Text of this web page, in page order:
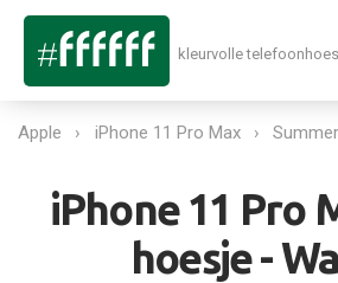
kleurvolle
Apple iPhone 11 Pro Max
iPhone 11 Pro
hoesje -